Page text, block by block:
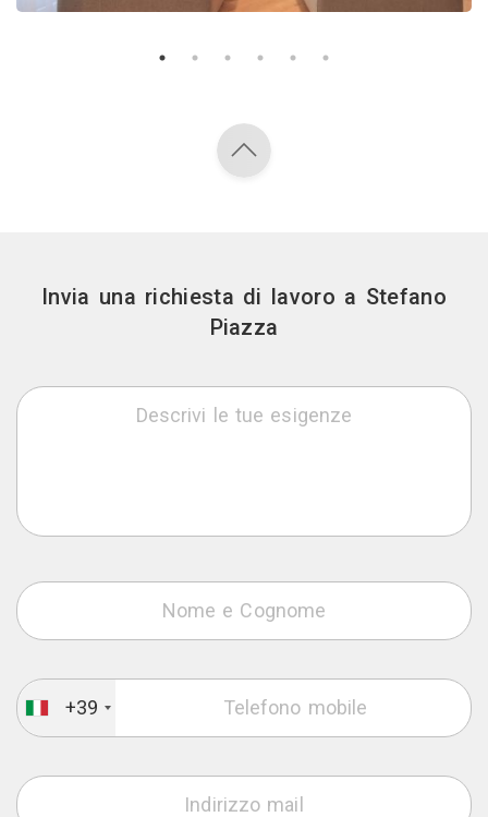
Invia una richiesta di lavoro a Stefano
Piazza
+39